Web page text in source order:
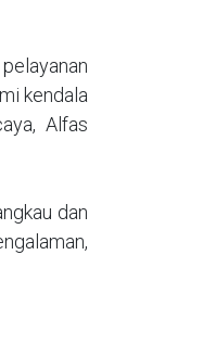
kendala
Alfas
dan